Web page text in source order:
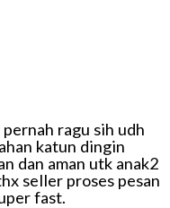
ragu sih udh
katun dingin
dan aman utk anak2
seller proses pesan
fast.